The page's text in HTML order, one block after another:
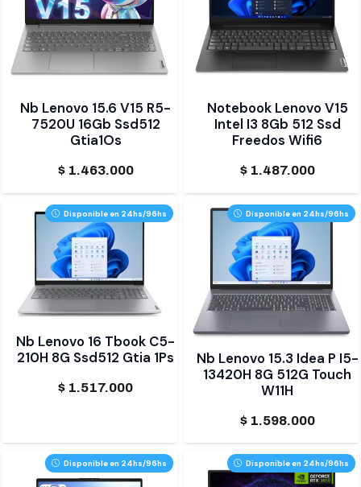
Nb Lenovo 15.6 V15 R5-
7520U 16Gb Ssd512
Gtia1Os
$1.463.000
Notebook Lenovo V15
Intel I3 8Gb 512 Ssd
Freedos Wifi6
$1.487.000
Disponible en 24hs/96hs
Nb Lenovo 16 Tbook C5-
210H 8G Ssd512 Gtia 1Ps
$ 1.517.000
Disponible en 24hs/96hs
Nb Lenovo 15.3 Idea P I5-
13420H 8G 512G Touch
W11H
$1.598.000
Disponible en 24hs/96hs Disponible en 24hs/96hs